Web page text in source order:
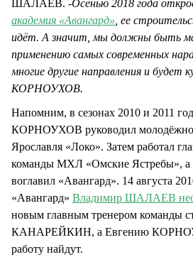
ШАЛАЕВ. -Осенью 2018 года
академия «Авангард» , ее
идёт. А значит, мы должны быть
применению самых современных
многие другие направления и будет
КОРНОУХОВ.
Напомним, в сезонах 2010 и 2011
КОРНОУХОВ руководил
Ярославля «Локо». Затем работал
команды МХЛ «Омские Ястребы», а
воглавил «Авангард». 14 августа
«Авангард» Владимир ШАЛАЕВ
новым главным тренером команды
КАНАРЕЙКИН, а Евгению
работу найдут.